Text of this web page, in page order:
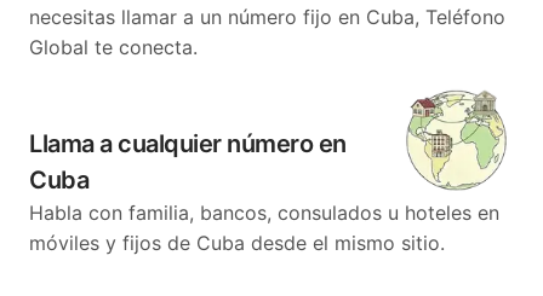
necesitas llamar a un número fijo en Cuba, Teléfono
Global te conecta.
Llama a cualquier número en
Cuba
Habla con familia, bancos, consulados u hoteles en
móviles y fijos de Cuba desde el mismo sitio.